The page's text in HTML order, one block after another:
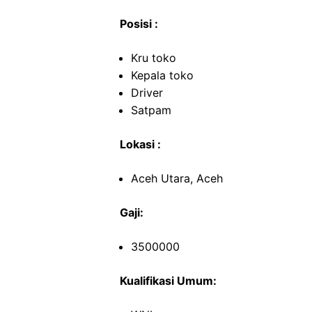
Posisi :
Kru toko
Kepala toko
Driver
Satpam
Lokasi :
Aceh Utara, Aceh
Gaji:
3500000
Kualifikasi Umum: